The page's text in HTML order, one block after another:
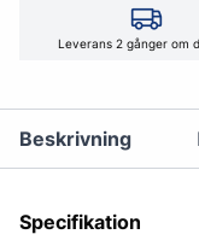
Leverans 2 gånger om
Beskrivning
Specifikation